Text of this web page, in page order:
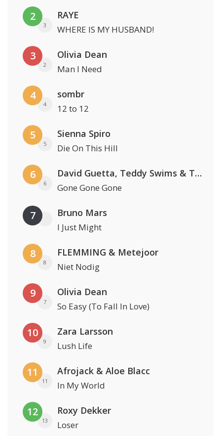
2
3
RAYE
WHERE IS MY HUSBAND!
3
2
Olivia Dean
Man I Need
4
4
sombr
12 to 12
5
5
Sienna Spiro
Die On This Hill
6
6
David Guetta, Teddy Swims & Tones And I
Gone Gone Gone
7 Bruno Mars
I Just Might
8
8
FLEMMING & Metejoor
Niet Nodig
9
7
Olivia Dean
So Easy (To Fall In Love)
10
9
Zara Larsson
Lush Life
11
11
Afrojack & Aloe Blacc
In My World
12
13
Roxy Dekker
Loser